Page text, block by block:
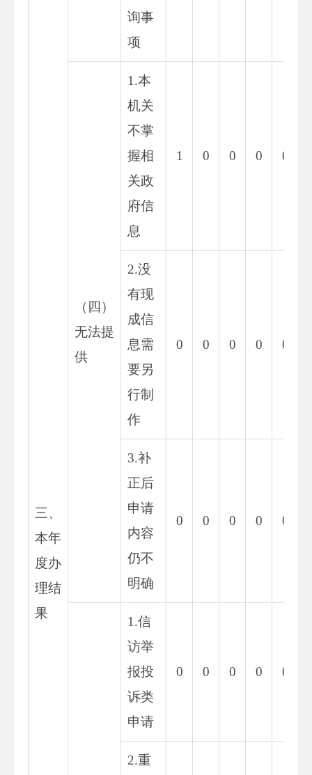
三、
本年
度办
理结
果
询事
项
（四）
无法提
供
1.本
机关
不掌
握相
关政
府信
息
1 0 0 0 0
2.没
有现
成信
息需
要另
行制
作
0 0 0 0 0
3.补
正后
申请
内容
仍不
明确
0 0 0 0 0
1.信
访举
报投
诉类
申请
0 0 0 0 0
2.重